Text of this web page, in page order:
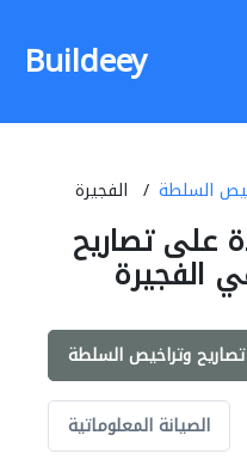
Buildeey
السلطة الفجيرة
على تصاريح
الفجيرة
تصاريح وتراخيص السلطة
الصيانة المعلوماتية